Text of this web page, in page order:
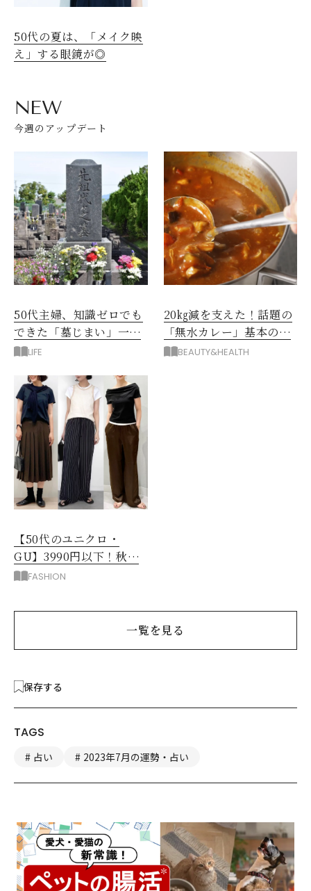
50代の夏は、「メイク映
え」する眼鏡が◎
NEW
今週のアップデート
50代主婦、知識ゼロでも
できた「墓じまい」一つ
後悔したのは、ある順
LIFE
20㎏減を支えた！話題の
「無水カレー」基本の作
り方とおすすめルウ6選
BEAUTY&HEALTH
【50代のユニクロ・
GU】3990円以下！秋ま
ではける涼しげボトムス3
FASHION
一覧を見る
保存する
TAGS
占い 2023年7月の運勢・占い